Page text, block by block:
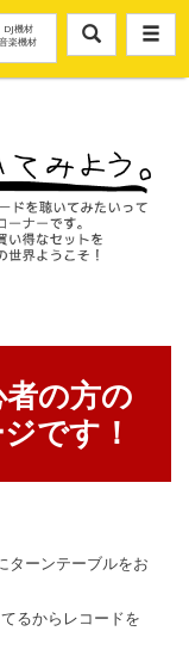
DJ機材
音楽機材
の方の
です！
ターンテーブルをお
るからレコードを